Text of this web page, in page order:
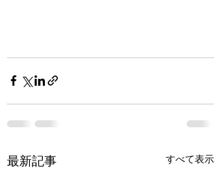
最新記事 すべて表示